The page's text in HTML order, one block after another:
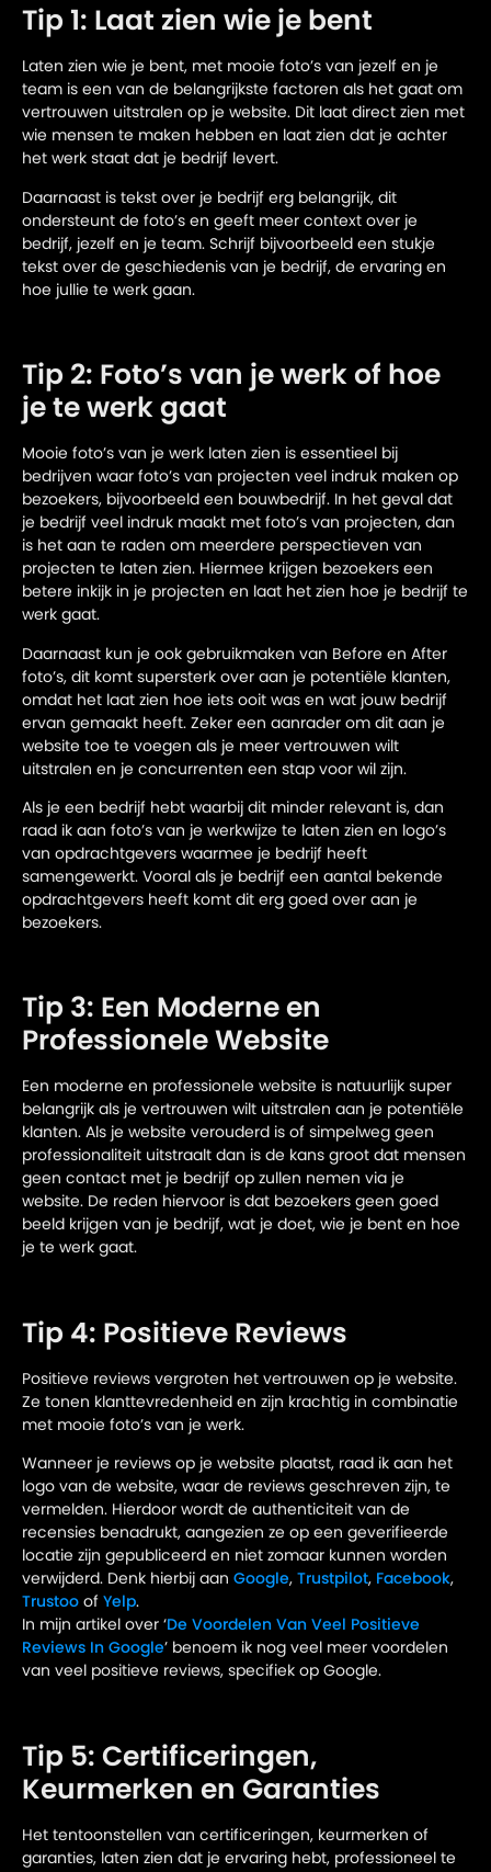
Tip 1: Laat zien wie je bent
Laten zien wie je bent, met mooie foto’s van jezelf en je
team is een van de belangrijkste factoren als het gaat om
vertrouwen uitstralen op je website. Dit laat direct zien met
wie mensen te maken hebben en laat zien dat je achter
het werk staat dat je bedrijf levert.
Daarnaast is tekst over je bedrijf erg belangrijk, dit
ondersteunt de foto’s en geeft meer context over je
bedrijf, jezelf en je team. Schrijf bijvoorbeeld een stukje
tekst over de geschiedenis van je bedrijf, de ervaring en
hoe jullie te werk gaan.
Tip 2: Foto’s van je werk of hoe
je te werk gaat
Mooie foto’s van je werk laten zien is essentieel bij
bedrijven waar foto’s van projecten veel indruk maken op
bezoekers, bijvoorbeeld een bouwbedrijf. In het geval dat
je bedrijf veel indruk maakt met foto’s van projecten, dan
is het aan te raden om meerdere perspectieven van
projecten te laten zien. Hiermee krijgen bezoekers een
betere inkijk in je projecten en laat het zien hoe je bedrijf te
werk gaat.
Daarnaast kun je ook gebruikmaken van Before en After
foto’s, dit komt supersterk over aan je potentiële klanten,
omdat het laat zien hoe iets ooit was en wat jouw bedrijf
ervan gemaakt heeft. Zeker een aanrader om dit aan je
website toe te voegen als je meer vertrouwen wilt
uitstralen en je concurrenten een stap voor wil zijn.
Als je een bedrijf hebt waarbij dit minder relevant is, dan
raad ik aan foto’s van je werkwijze te laten zien en logo’s
van opdrachtgevers waarmee je bedrijf heeft
samengewerkt. Vooral als je bedrijf een aantal bekende
opdrachtgevers heeft komt dit erg goed over aan je
bezoekers.
Tip 3: Een Moderne en
Professionele Website
Een moderne en professionele website is natuurlijk super
belangrijk als je vertrouwen wilt uitstralen aan je potentiële
klanten. Als je website verouderd is of simpelweg geen
professionaliteit uitstraalt dan is de kans groot dat mensen
geen contact met je bedrijf op zullen nemen via je
website. De reden hiervoor is dat bezoekers geen goed
beeld krijgen van je bedrijf, wat je doet, wie je bent en hoe
je te werk gaat.
Tip 4: Positieve Reviews
Positieve reviews vergroten het vertrouwen op je website.
Ze tonen klanttevredenheid en zijn krachtig in combinatie
met mooie foto’s van je werk.
Wanneer je reviews op je website plaatst, raad ik aan het
logo van de website, waar de reviews geschreven zijn, te
vermelden. Hierdoor wordt de authenticiteit van de
recensies benadrukt, aangezien ze op een geverifieerde
locatie zijn gepubliceerd en niet zomaar kunnen worden
verwijderd. Denk hierbij aan Google, Trustpilot, Facebook,
Trustoo of Yelp.
In mijn artikel over ‘De Voordelen Van Veel Positieve
Reviews In Google’ benoem ik nog veel meer voordelen
van veel positieve reviews, specifiek op Google.
Tip 5: Certificeringen,
Keurmerken en Garanties
Het tentoonstellen van certificeringen, keurmerken of
garanties, laten zien dat je ervaring hebt, professioneel te